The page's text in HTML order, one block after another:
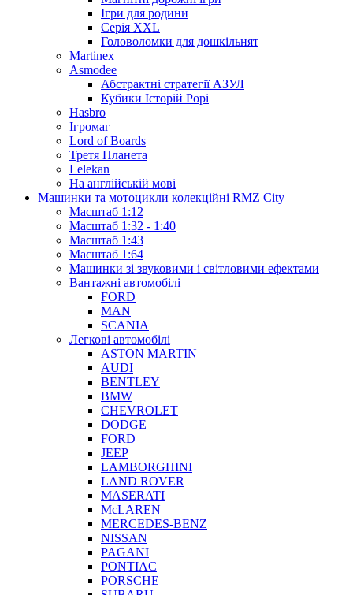
Ігри для родини
Серія XXL
Головоломки для дошкільнят
Martinex
Asmodee
Абстрактні стратегії АЗУЛ
Кубики Історій Рорі
Hasbro
Ігромаг
Lord of Boards
Третя Планета
Lelekan
На англійській мові
Машинки та мотоцикли колекційні RMZ City
Масштаб 1:12
Масштаб 1:32 - 1:40
Масштаб 1:43
Масштаб 1:64
Машинки зі звуковими і світловими ефектами
Вантажні автомобілі
FORD
MAN
SCANIA
Легкові автомобілі
ASTON MARTIN
AUDI
BENTLEY
BMW
CHEVROLET
DODGE
FORD
JEEP
LAMBORGHINI
LAND ROVER
MASERATI
McLAREN
MERCEDES-BENZ
NISSAN
PAGANI
PONTIAC
PORSCHE